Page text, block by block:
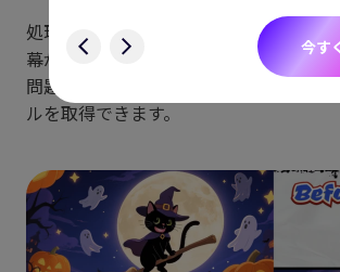
処理が終わると「結果」タブに自動的
幕が削除された動画をプレビューでき
問題がなければ、出力フォルダから完
ルを取得できます。
今す